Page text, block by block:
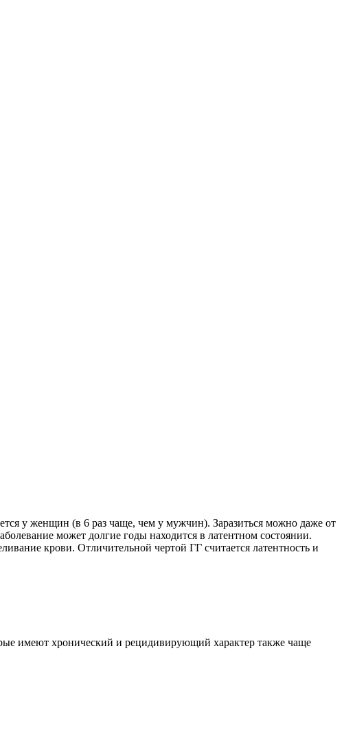
у женщин (в 6 раз чаще, чем у мужчин). Заразиться можно даже от
может долгие годы находится в латентном состоянии.
крови. Отличительной чертой ГГ считается латентность и
имеют хронический и рецидивирующий характер также чаще